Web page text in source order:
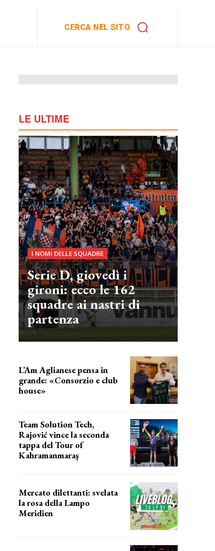
CERCA NEL SITO
LE ULTIME
I NOMI DELLE SQUADRE
Serie D, giovedì i
gironi: ecco le 162
squadre ai nastri di
partenza
L’Am Aglianese pensa in
grande: «Consorzio e club
house»
Team Solution Tech,
Rajović vince la seconda
tappa del Tour of
Kahramanmaraş
Mercato dilettanti: svelata
la rosa della Lampo
Meridien